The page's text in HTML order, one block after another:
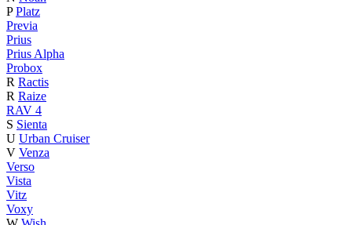
P Platz
Previa
Prius
Prius Alpha
Probox
R Ractis
R Raize
RAV 4
S Sienta
U Urban Cruiser
V Venza
Verso
Vista
Vitz
Voxy